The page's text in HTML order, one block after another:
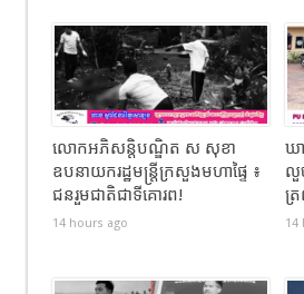
លោកអភិសន្តិបណ្ឌិត ស សុខា
ឧបនាយករដ្ឋមន្រ្តីក្រសួងមហាផ្ទៃ ៖
ជនរួមជាតិជាទីគោរព!
14 hours ago
ឃ
លួ
ត្
14